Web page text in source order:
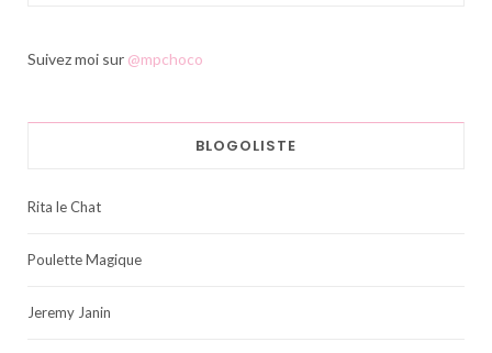
Suivez moi sur @mpchoco
BLOGOLISTE
Rita le Chat
Poulette Magique
Jeremy Janin